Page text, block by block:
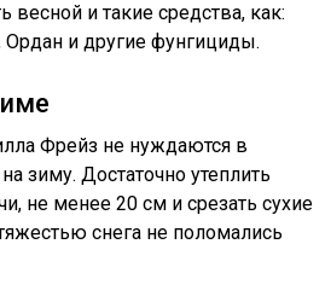
и такие средства, как:
Ордан и другие фунгициды.
Фрейз не нуждаются в
зиму. Достаточно утеплить
не менее 20 см и срезать сухие
снега не поломались